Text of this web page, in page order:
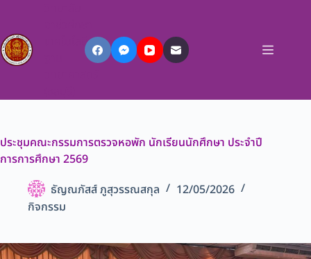
เทคโนโลยี
ประชุมคณะกรรมการตรวจหอพัก นักเรียนนักศึกษา ประจำปี
การการศึกษา 2569
ธัญณภัสส์ ภูสุวรรณสกุล
12/05/2026
กิจกรรม